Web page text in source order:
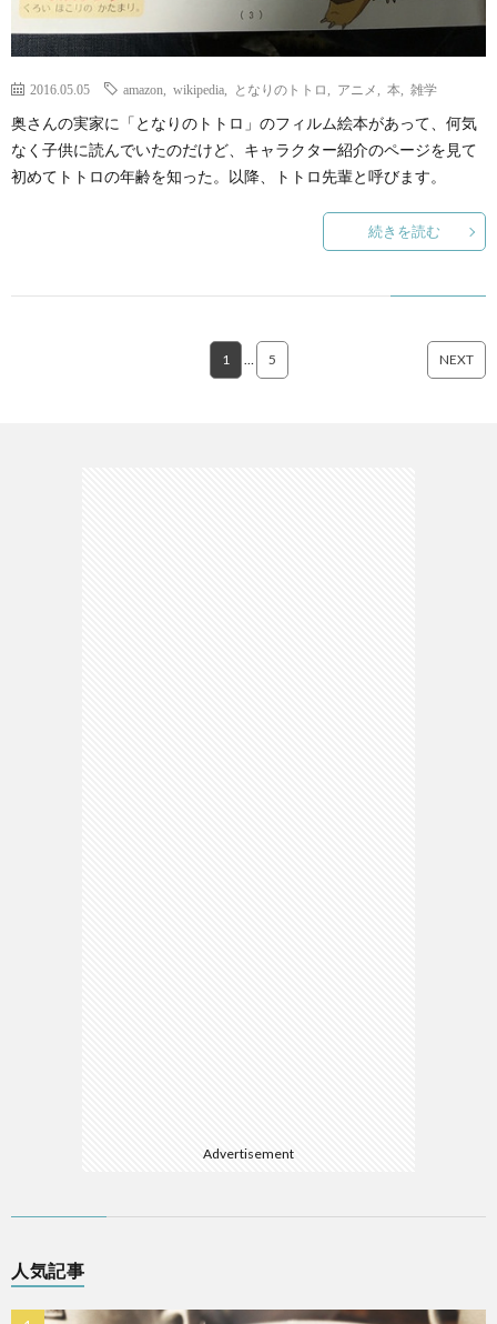
2016.05.05 amazon wikipedia となりのトトロ アニメ 本 雑学
奥さんの実家に「となりのトトロ」のフィルム絵本があって、何気
なく子供に読んでいたのだけど、キャラクター紹介のページを見て
初めてトトロの年齢を知った。以降、トトロ先輩と呼びます。
続きを読む
1 … 5 NEXT
Advertisement
人気記事